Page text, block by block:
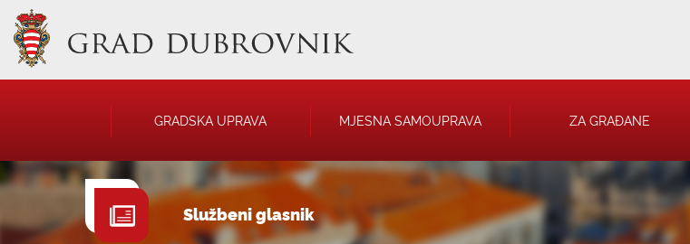
GRADSKA UPRAVA
GRADONAČELNIK
GRADSKO VIJEĆE
NATJEČAJI
JAVNA OBJAVA RJEŠENJA
MJESNA SAMOUPRAVA ZA GRAĐANE
Službeni glasnik